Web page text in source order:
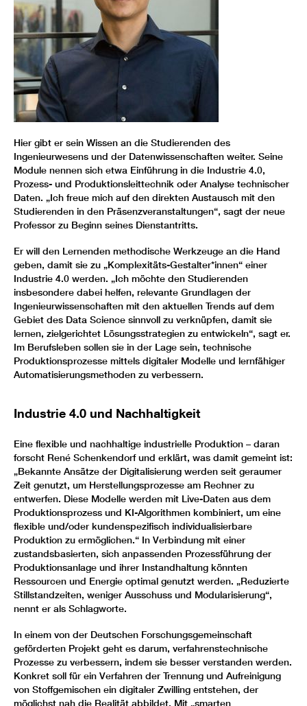
Hier gibt er sein Wissen an die Studierenden des
Ingenieurwesens und der Datenwissenschaften weiter. Seine
Module nennen sich etwa Einführung in die Industrie 4.0,
Prozess- und Produktionsleittechnik oder Analyse technischer
Daten. „Ich freue mich auf den direkten Austausch mit den
Studierenden in den Präsenzveranstaltungen“, sagt der neue
Professor zu Beginn seines Dienstantritts.
Er will den Lernenden methodische Werkzeuge an die Hand
geben, damit sie zu „Komplexitäts-Gestalter*innen“ einer
Industrie 4.0 werden. „Ich möchte den Studierenden
insbesondere dabei helfen, relevante Grundlagen der
Ingenieurwissenschaften mit den aktuellen Trends auf dem
Gebiet des Data Science sinnvoll zu verknüpfen, damit sie
lernen, zielgerichtet Lösungsstrategien zu entwickeln“, sagt er.
Im Berufsleben sollen sie in der Lage sein, technische
Produktionsprozesse mittels digitaler Modelle und lernfähiger
Automatisierungsmethoden zu verbessern.
Industrie 4.0 und Nachhaltigkeit
Eine flexible und nachhaltige industrielle Produktion – daran
forscht René Schenkendorf und erklärt, was damit gemeint ist:
„Bekannte Ansätze der Digitalisierung werden seit geraumer
Zeit genutzt, um Herstellungsprozesse am Rechner zu
entwerfen. Diese Modelle werden mit Live-Daten aus dem
Produktionsprozess und KI-Algorithmen kombiniert, um eine
flexible und/oder kundenspezifisch individualisierbare
Produktion zu ermöglichen.“ In Verbindung mit einer
zustandsbasierten, sich anpassenden Prozessführung der
Produktionsanlage und ihrer Instandhaltung könnten
Ressourcen und Energie optimal genutzt werden. „Reduzierte
Stillstandzeiten, weniger Ausschuss und Modularisierung“,
nennt er als Schlagworte.
In einem von der Deutschen Forschungsgemeinschaft
geförderten Projekt geht es darum, verfahrenstechnische
Prozesse zu verbessern, indem sie besser verstanden werden.
Konkret soll für ein Verfahren der Trennung und Aufreinigung
von Stoffgemischen ein digitaler Zwilling entstehen, der
möglichst nah die Realität abbildet. Mit „smarten